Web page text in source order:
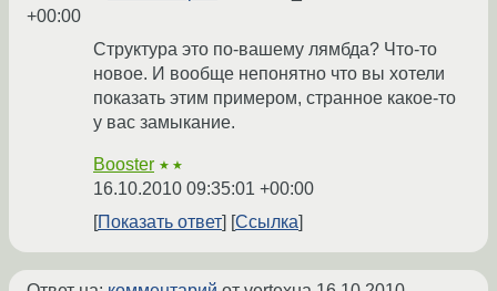
+00:00
Структура это по-вашему лямбда? Что-то
новое. И вообще непонятно что вы хотели
показать этим примером, странное какое-то
у вас замыкание.
Booster ★★
16.10.2010 09:35:01 +00:00
Показать ответ
Ссылка